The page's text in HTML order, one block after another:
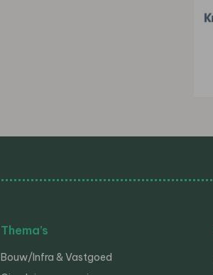
Thema’s
Bouw/Infra & Vastgoed